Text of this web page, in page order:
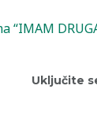
Uključite